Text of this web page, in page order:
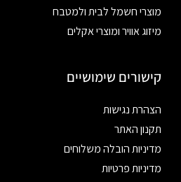
מוצרי חשמל לבית ולמטבח
מיזוג אוויר ומוצרי אקלים
קישורים שימושיים
הצהרת נגישות
תקנון האתר
מדיניות הובלה משלוחים
מדיניות פרטיות